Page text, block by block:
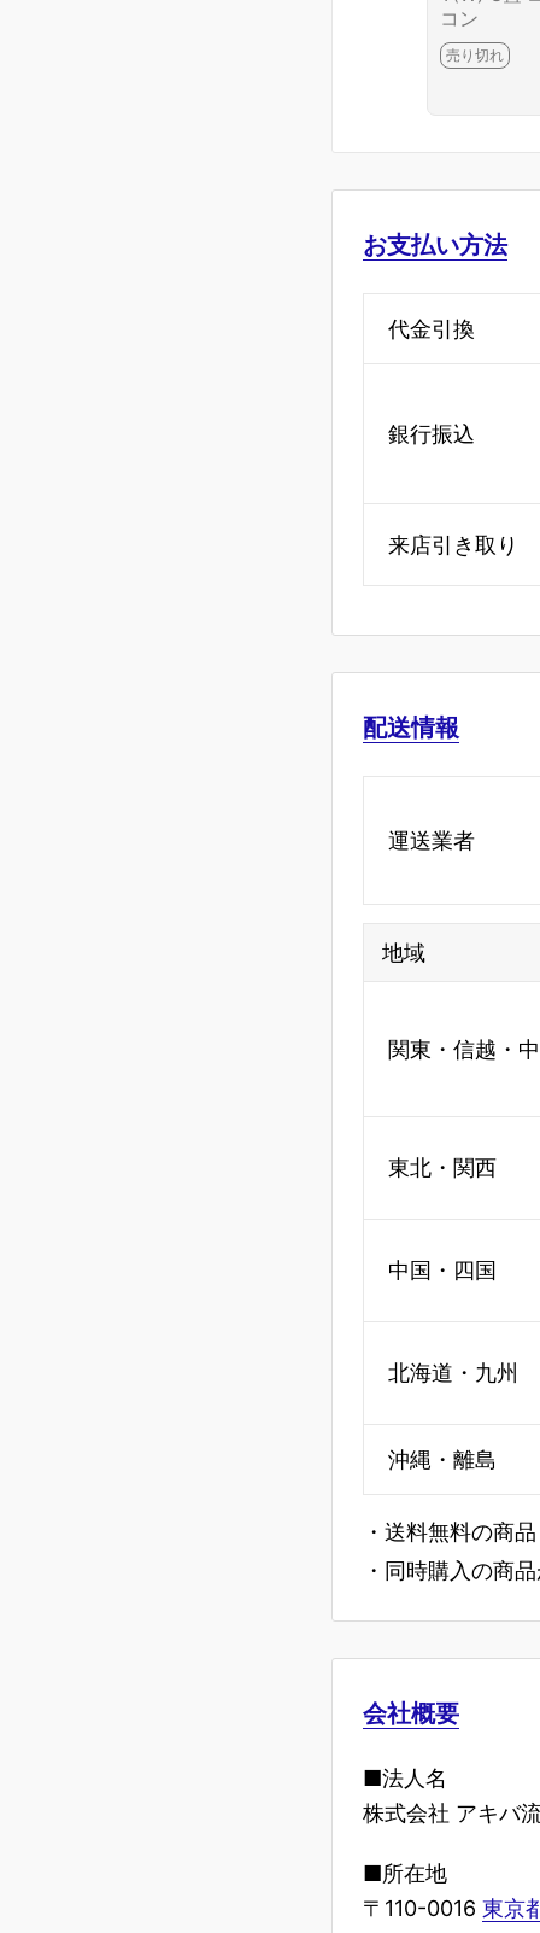
コン
売り切れ
お支払い方法
代金引換
銀行振込
来店引き取り
配送情報
運送業者
地域
関東・信越・
東北・関西
中国・四国
北海道・九州
沖縄・離島
・送料無料の商
・同時購入の商
会社概要
■法人名
株式会社 アキバ
■所在地
〒110-0016 東京